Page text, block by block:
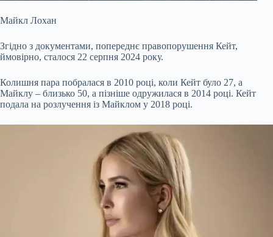
Майкл Лохан
Згідно з документами, попереднє правопорушення Кейт,
ймовірно, сталося 22 серпня 2024 року.
Колишня пара побралася в 2010 році, коли Кейт було 27, а
Майклу – близько 50, а пізніше одружилася в 2014 році. Кейт
подала на розлучення із Майклом у 2018 році.